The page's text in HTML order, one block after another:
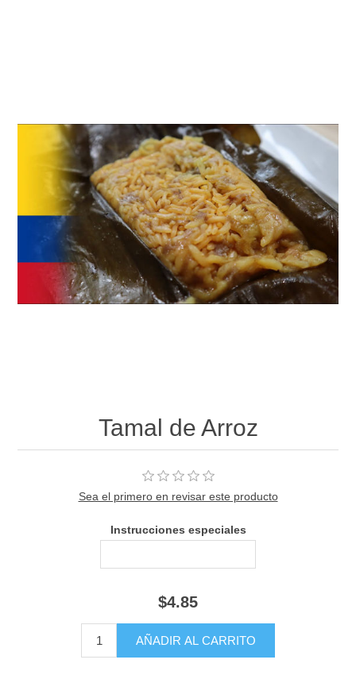
Tamal de Arroz
Sea el primero en revisar este producto
Instrucciones especiales
$4.85